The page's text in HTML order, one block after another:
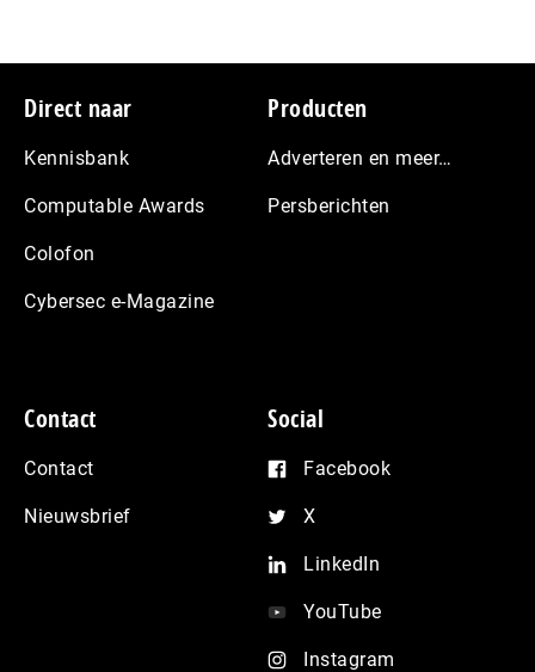
Footer
Direct naar
Kennisbank
Computable Awards
Colofon
Cybersec e-Magazine
Producten
Adverteren en meer…
Persberichten
Contact
Contact
Nieuwsbrief
Social
Facebook
X
LinkedIn
YouTube
Instagram